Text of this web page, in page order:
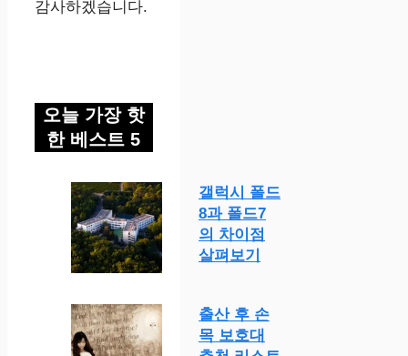
감사하겠습니다.
오늘 가장 핫
한 베스트 5
갤럭시 폴드
8과 폴드7
의 차이점
살펴보기
출산 후 손
목 보호대